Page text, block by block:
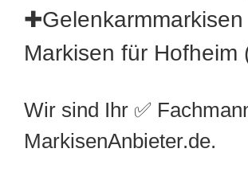
Markisen für Hofheim
Wir sind Ihr ✅
MarkisenAnbieter.de.